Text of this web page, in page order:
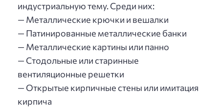
индустриальную тему. Среди них:
— Металлические крючки и вешалки
— Патинированные металлические банки
— Металлические картины или панно
— Стодольные или старинные
вентиляционные решетки
— Открытые кирпичные стены или имитация
кирпича